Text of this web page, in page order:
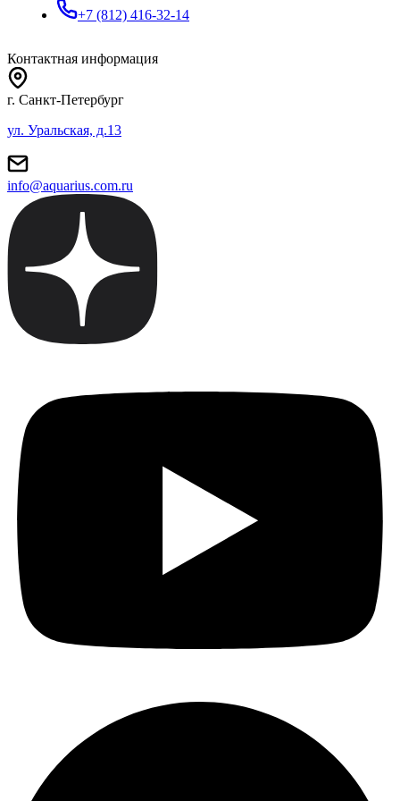
+7 (812) 416-32-14
Контактная информация
г. Санкт-Петербург
ул. Уральская, д.13
info@aquarius.com.ru